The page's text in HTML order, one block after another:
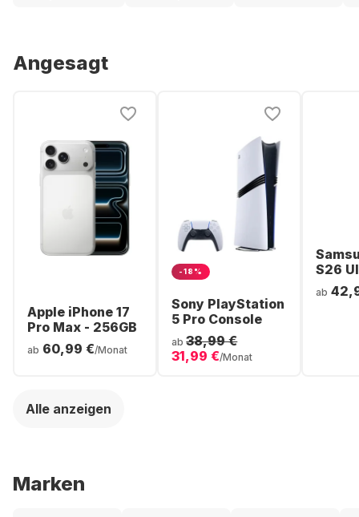
Angesagt
Apple iPhone 17
Pro Max - 256GB
ab 60,99 €/Monat
-18%
Sony PlayStation
5 Pro Console
ab 38,99 €
31,99 €/Monat
S26
ab
Alle anzeigen
Marken